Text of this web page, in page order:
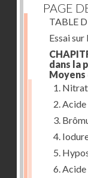
PAGE
TABLE
Essai
dans la
1.
2.
3.
4.
5.
6.